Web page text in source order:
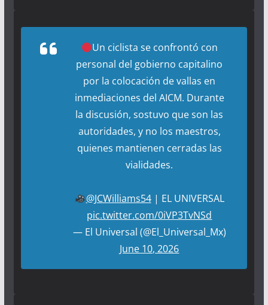
Un ciclista se confrontó con
personal del gobierno capitalino
por la colocación de vallas en
inmediaciones del AICM. Durante
la discusión, sostuvo que son las
autoridades, y no los maestros,
quienes mantienen cerradas las
vialidades.
@JCWilliams54| EL UNIVERSAL
pic.twitter.com/0iVP3TvNSd
— El Universal (@El_Universal_Mx)
June 10, 2026